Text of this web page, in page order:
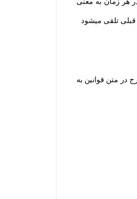
قبلی تلقی میشود
در متن قوانین به